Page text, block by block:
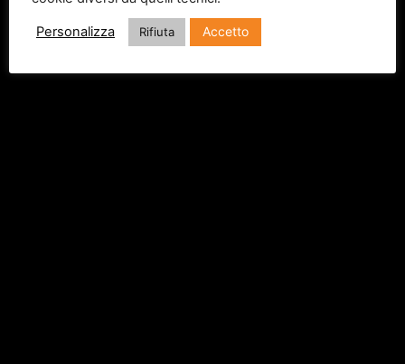
Personalizza Rifiuta Accetto